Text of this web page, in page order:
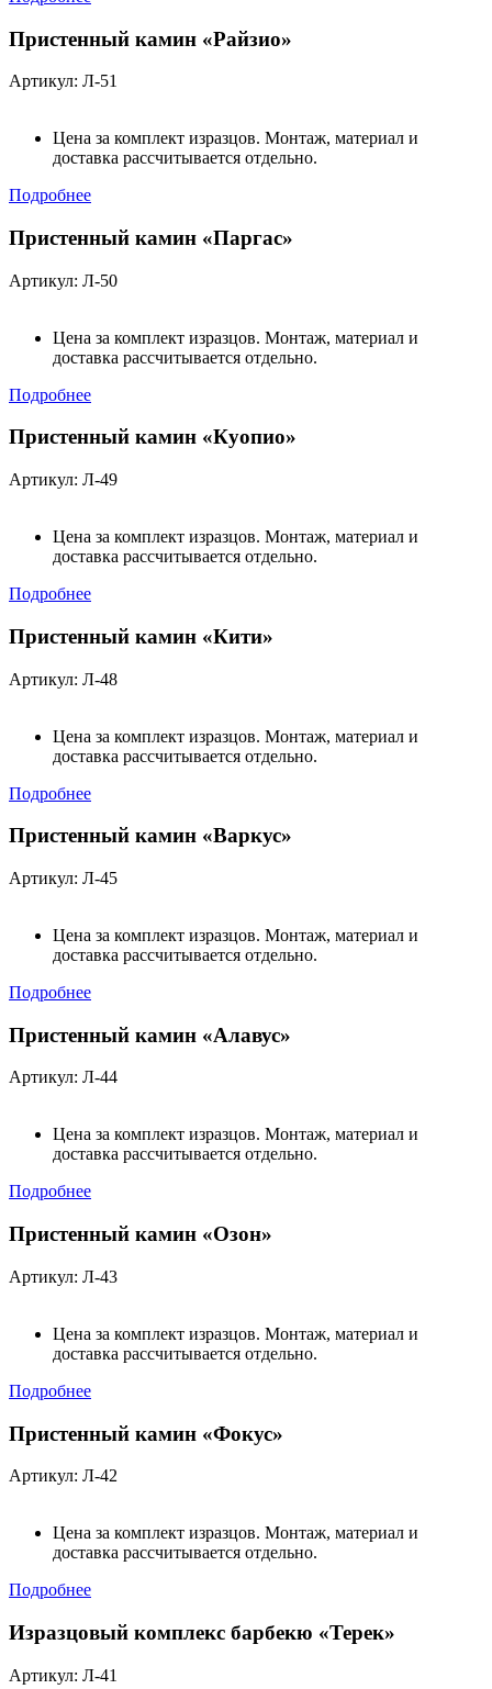
Пристенный камин «Райзио»
Артикул: Л-51
Цена за комплект изразцов. Монтаж, материал и
доставка рассчитывается отдельно.
Подробнее
Пристенный камин «Паргас»
Артикул: Л-50
Цена за комплект изразцов. Монтаж, материал и
доставка рассчитывается отдельно.
Подробнее
Пристенный камин «Куопио»
Артикул: Л-49
Цена за комплект изразцов. Монтаж, материал и
доставка рассчитывается отдельно.
Подробнее
Пристенный камин «Кити»
Артикул: Л-48
Цена за комплект изразцов. Монтаж, материал и
доставка рассчитывается отдельно.
Подробнее
Пристенный камин «Варкус»
Артикул: Л-45
Цена за комплект изразцов. Монтаж, материал и
доставка рассчитывается отдельно.
Подробнее
Пристенный камин «Алавус»
Артикул: Л-44
Цена за комплект изразцов. Монтаж, материал и
доставка рассчитывается отдельно.
Подробнее
Пристенный камин «Озон»
Артикул: Л-43
Цена за комплект изразцов. Монтаж, материал и
доставка рассчитывается отдельно.
Подробнее
Пристенный камин «Фокус»
Артикул: Л-42
Цена за комплект изразцов. Монтаж, материал и
доставка рассчитывается отдельно.
Подробнее
Изразцовый комплекс барбекю «Терек»
Артикул: Л-41